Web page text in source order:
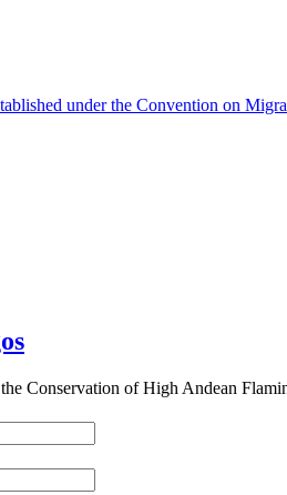
under the Convention on
Conservation of High Andean